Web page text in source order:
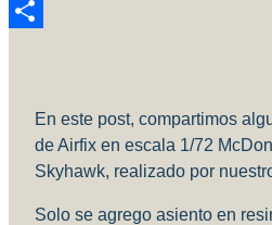
Reddit
En este post, compartimos
de Airfix en escala 1/72
Skyhawk, realizado por
Solo se agrego asiento en